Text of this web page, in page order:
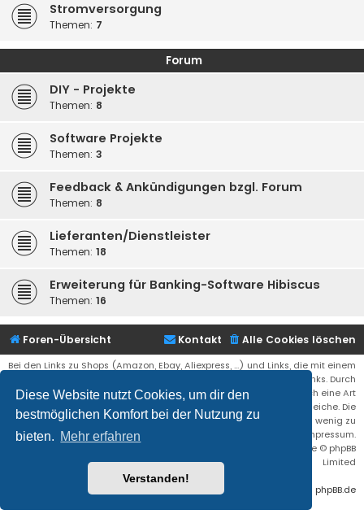
Diese Website nutzt Cookies, um dir den
bestmöglichen Komfort bei der Nutzung zu
bieten. Mehr erfahren
Verstanden!
Stromversorgung
Themen: 7
Forum
DIY - Projekte
Themen: 8
Software Projekte
Themen: 3
Feedback & Ankündigungen bzgl. Forum
Themen: 8
Lieferanten/Dienstleister
Themen: 18
Erweiterung für Banking-Software Hibiscus
Themen: 16
Foren-Übersicht Alle Cookies löschen
Kontakt
Bei den Links zu Shops (Amazon, Ebay, Aliexpress, ...) und Links, die mit einem
Stern (*) markiert sind, kann es sich um sogenannte Affiliate Links. Durch
den Kauf eines Produktes über einen Affiliate Link erhälte ich eine Art
Umsatzbeteiligung gutgeschrieben. Für euch bleibt der Preis der gleiche. Die
Einnahmen helfen die Hostgebühren für diese Webseite ein wenig zu
reduzieren. Siehe auch das Impressum.
® Forum Software © phpBB
Limited
Deutsche Übersetzung durch phpBB.de